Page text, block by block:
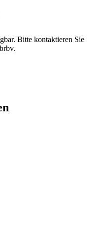
Bitte kontaktieren Sie